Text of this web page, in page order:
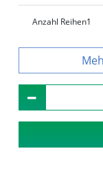
Anzahl Reihen1